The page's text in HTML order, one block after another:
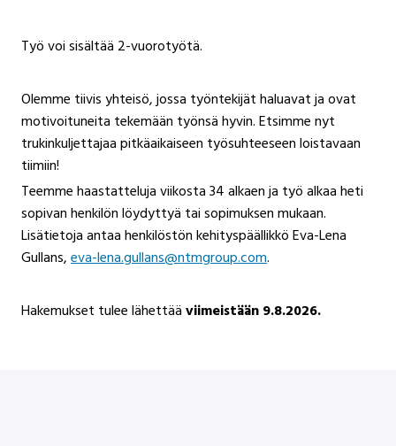
Työ voi sisältää 2-vuorotyötä.
Olemme tiivis yhteisö, jossa työntekijät haluavat ja ovat
motivoituneita tekemään työnsä hyvin. Etsimme nyt
trukinkuljettajaa pitkäaikaiseen työsuhteeseen loistavaan
tiimiin!
Teemme haastatteluja viikosta 34 alkaen ja työ alkaa heti
sopivan henkilön löydyttyä tai sopimuksen mukaan.
Lisätietoja antaa henkilöstön kehityspäällikkö Eva-Lena
Gullans,eva-lena.gullans@ntmgroup.com.
Hakemukset tulee lähettääviimeistään 9.8.2026.